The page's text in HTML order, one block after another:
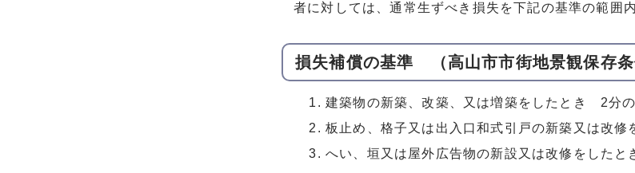
者に対しては、通常生ずべき損失を下記の基準の範囲
損失補償の基準 （高山市市街地景観保存条
建築物の新築、改築、又は増築をしたとき 2分
板止め、格子又は出入口和式引戸の新築又は改
へい、垣又は屋外広告物の新設又は改修をした